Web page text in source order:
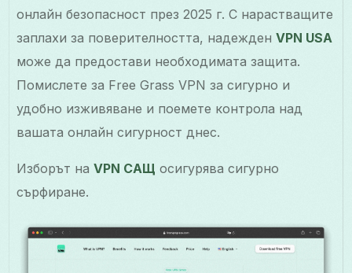
онлайн безопасност през 2025 г. С нарастващите
заплахи за поверителността, надежденVPN USA
може да предостави необходимата защита.
Помислете за Free Grass VPN за сигурно и
удобно изживяване и поемете контрола над
вашата онлайн сигурност днес.
Изборът наVPN САЩ осигурява сигурно
сърфиране.